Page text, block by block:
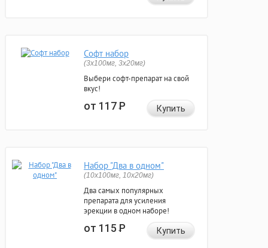
Софт набор
(3x100мг, 3x20мг)
Выбери софт-препарат на свой
вкус!
от 117Р Купить
Набор "Два в одном"
(10x100мг, 10x20мг)
Два самых популярных
препарата для усиления
эрекции в одном наборе!
от 115Р Купить